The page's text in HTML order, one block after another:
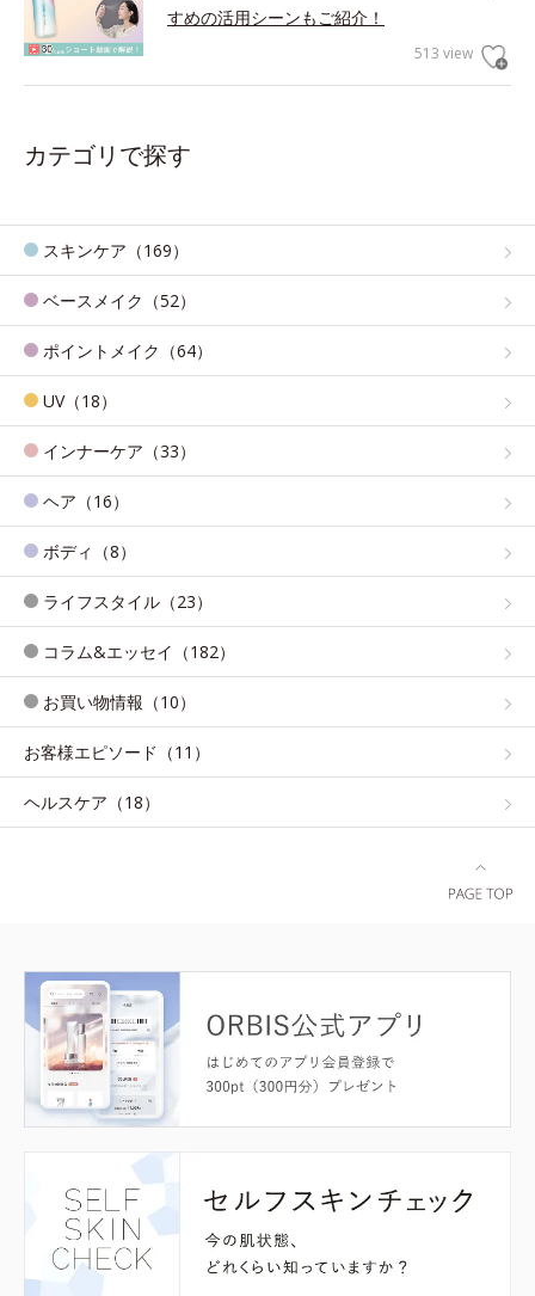
すめの活用シーンもご紹介！
513 view
カテゴリで探す
スキンケア（169）
ベースメイク（52）
ポイントメイク（64）
UV（18）
インナーケア（33）
ヘア（16）
ボディ（8）
ライフスタイル（23）
コラム&エッセイ（182）
お買い物情報（10）
お客様エピソード（11）
ヘルスケア（18）